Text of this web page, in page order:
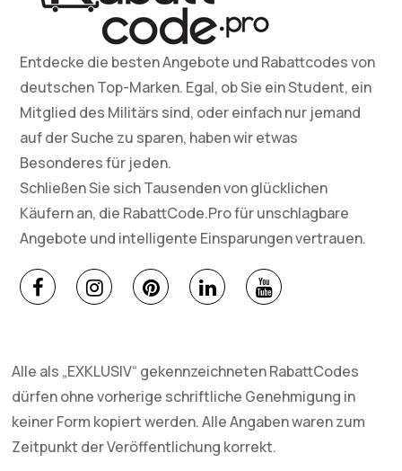
Entdecke die besten Angebote und Rabattcodes von
deutschen Top-Marken. Egal, ob Sie ein Student, ein
Mitglied des Militärs sind, oder einfach nur jemand
auf der Suche zu sparen, haben wir etwas
Besonderes für jeden.
Schließen Sie sich Tausenden von glücklichen
Käufern an, die RabattCode.Pro für unschlagbare
Angebote und intelligente Einsparungen vertrauen.
Alle als „EXKLUSIV“ gekennzeichneten RabattCodes
dürfen ohne vorherige schriftliche Genehmigung in
keiner Form kopiert werden. Alle Angaben waren zum
Zeitpunkt der Veröffentlichung korrekt.